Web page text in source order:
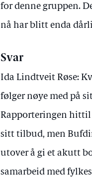
for denne gruppen.
nå har blitt enda
Svar
Ida Lindtveit Røse:
følger nøye med på
Rapporteringen hittil
sitt tilbud, men
utover å gi et akutt
samarbeid med